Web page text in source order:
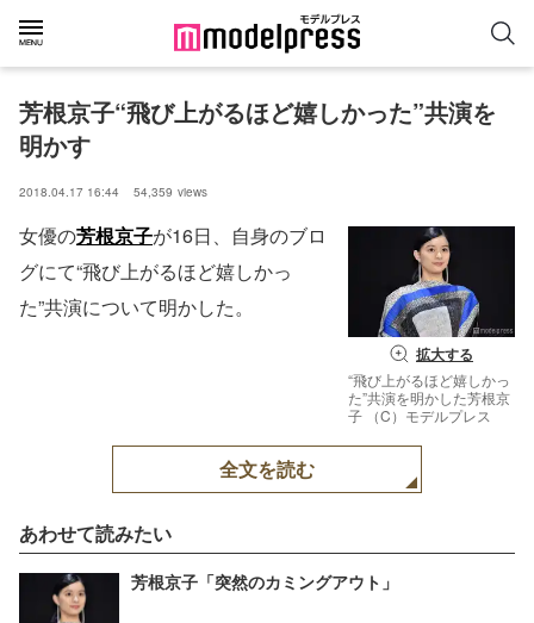
芳根京子“飛び上がるほど嬉しかった”共演を
明かす
2018.04.17 16:44 54,359 views
拡大する
“飛び上がるほど嬉しかっ
た”共演を明かした芳根京
子 （C）モデルプレス
女優の芳根京子が16日、自身のブロ
グにて“飛び上がるほど嬉しかっ
た”共演について明かした。
全文を読む
あわせて読みたい
芳根京子「突然のカミングアウト」